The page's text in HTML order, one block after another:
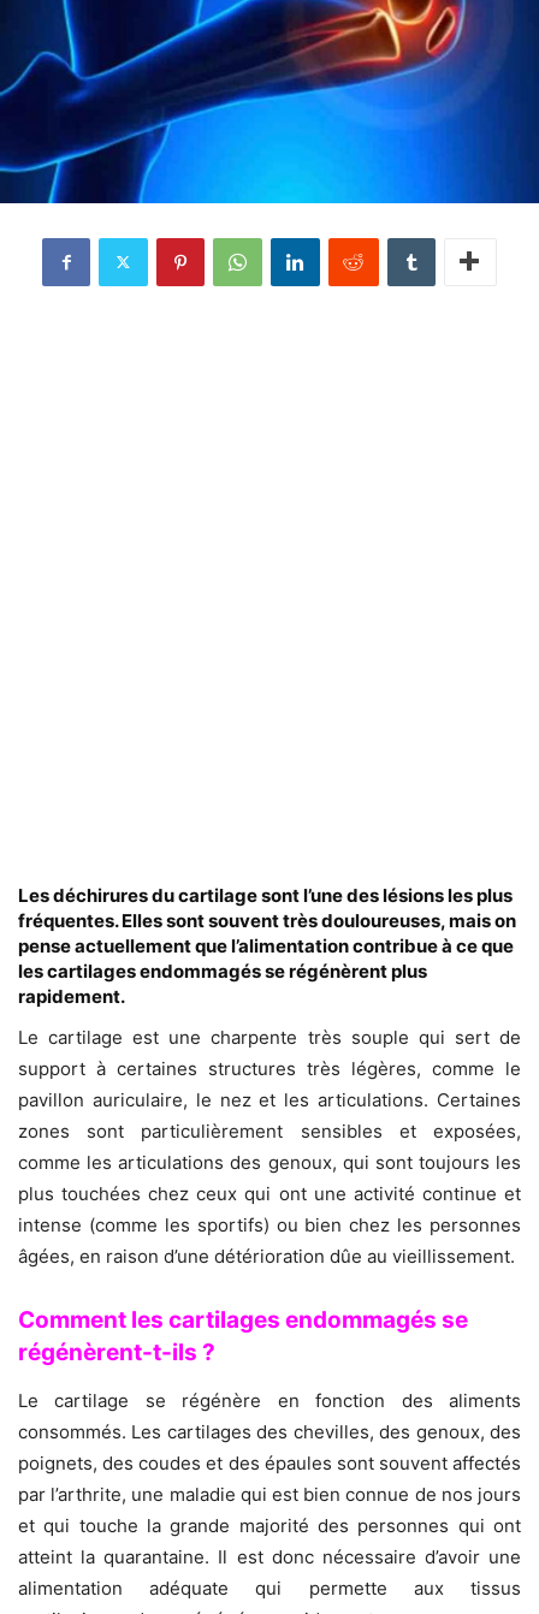
Les déchirures du cartilage sont l’une des lésions les plus
fréquentes. Elles sont souvent très douloureuses, mais on
pense actuellement que l’alimentation contribue à ce que
les cartilages endommagés se régénèrent plus
rapidement.
Le cartilage est une charpente très souple qui sert de
support à certaines structures très légères, comme le
pavillon auriculaire, le nez et les articulations. Certaines
zones sont particulièrement sensibles et exposées,
comme les articulations des genoux, qui sont toujours les
plus touchées chez ceux qui ont une activité continue et
intense (comme les sportifs) ou bien chez les personnes
âgées, en raison d’une détérioration dûe au vieillissement.
Comment les cartilages endommagés se
régénèrent-t-ils ?
Le cartilage se régénère en fonction des aliments
consommés. Les cartilages des chevilles, des genoux, des
poignets, des coudes et des épaules sont souvent affectés
par l’arthrite, une maladie qui est bien connue de nos jours
et qui touche la grande majorité des personnes qui ont
atteint la quarantaine. Il est donc nécessaire d’avoir une
alimentation adéquate qui permette aux tissus